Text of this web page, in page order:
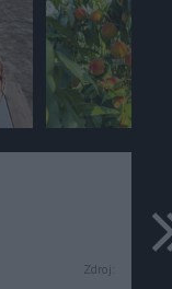
Zdroj: